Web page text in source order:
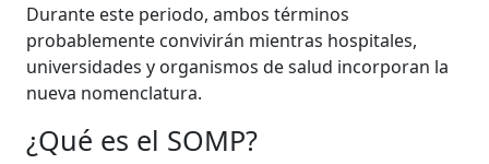
Durante este periodo, ambos términos
probablemente convivirán mientras hospitales,
universidades y organismos de salud incorporan la
nueva nomenclatura.
¿Qué es el SOMP?